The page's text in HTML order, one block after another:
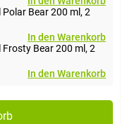
Bear 200 ml, 2
In den Warenkorb
Bear 200 ml, 2
In den Warenkorb